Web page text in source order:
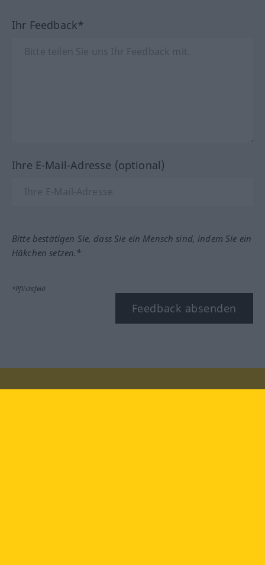
Ihr Feedback*
Ihre E-Mail-Adresse (optional)
Bitte bestätigen Sie, dass Sie ein Mensch sind, indem Sie ein
Häkchen setzen.*
*Pflichtfeld
Feedback absenden